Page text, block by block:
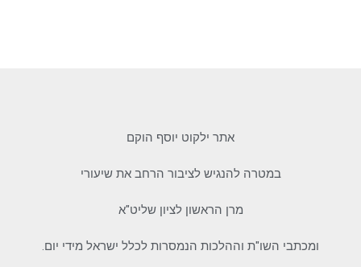
אתר ילקוט יוסף הוקם
במטרה להנגיש לציבור הרחב את שיעורי
מרן הראשון לציון שליט"א
ומכתבי השו"ת וההלכות הנמסרות לכלל ישראל מידי יום.